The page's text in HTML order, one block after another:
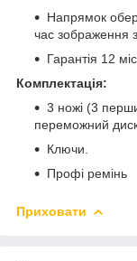
Напрямок
час зображення
Гарантія 12
Комплектація:
3 ножі (3
переможний
Ключи.
Профі ремінь
Приховати